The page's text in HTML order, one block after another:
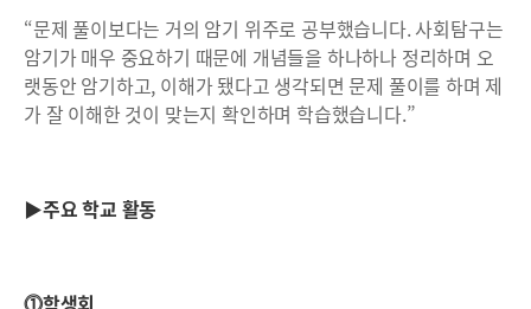
“문제 풀이보다는 거의 암기 위주로 공부했습니다. 사회탐구는
암기가 매우 중요하기 때문에 개념들을 하나하나 정리하며 오
랫동안 암기하고, 이해가 됐다고 생각되면 문제 풀이를 하며 제
가 잘 이해한 것이 맞는지 확인하며 학습했습니다.”
▶주요 학교 활동
⓵학생회